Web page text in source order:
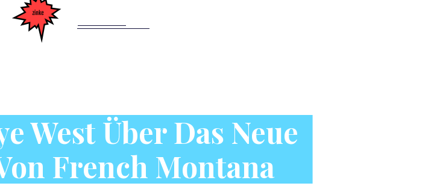
West Über Das Neue
French Montana